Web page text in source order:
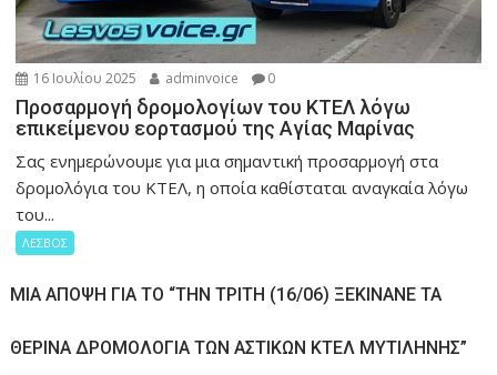
16 Ιουλίου 2025 adminvoice 0
Προσαρμογή δρομολογίων του ΚΤΕΛ λόγω
επικείμενου εορτασμού της Αγίας Μαρίνας
Σας ενημερώνουμε για μια σημαντική προσαρμογή στα
δρομολόγια του ΚΤΕΛ, η οποία καθίσταται αναγκαία λόγω
του...
ΛΕΣΒΟΣ
ΜΊΑ ΆΠΟΨΗ ΓΙΑ ΤΟ “ΤΗΝ ΤΡΊΤΗ (16/06) ΞΕΚΙΝΆΝΕ ΤΑ
ΘΕΡΙΝΆ ΔΡΟΜΟΛΌΓΙΑ ΤΩΝ ΑΣΤΙΚΏΝ ΚΤΕΛ ΜΥΤΙΛΉΝΗΣ”